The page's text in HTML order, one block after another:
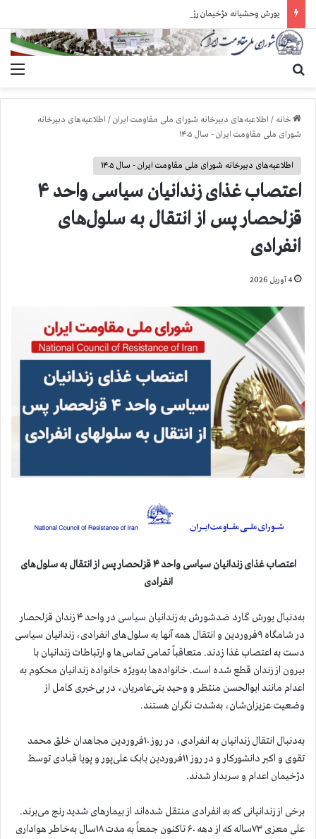
خانه / اطلاعیه‌های دبیرخانه شورای ملی مقاومت ایران/ اطلاعیه‌های دبیرخانه
شورای ملی مقاومت ایران - سال ۱۴۰۵
اطلاعیه‌های دبیرخانه شورای ملی مقاومت ایران - سال ۱۴۰۵
اعتصاب غذای زندانیان سیاسی واحد ۴
قزلحصار پس از انتقال به سلول‌های
انفرادی
4 آوریل 2026
اعتصاب غذای زندانیان سیاسی واحد ۴ قزلحصار پس از انتقال به سلول‌های
انفرادی
به‌دنبال یورش گارد ضدشورش به زندانیان سیاسی در واحد ۴ زندان قزلحصار
در شامگاه ۹فروردین و انتقال همه آنها به سلول‌های انفرادی، زندانیان سیاسی
دست به اعتصاب غذا زدند. متعاقباً تمامی تماس‌ها و ارتباطات زندانیان با
بیرون از زندان قطع شده است. خانواده‌ها به‌ویژه خانواده زندانیان محکوم به
اعدام مانند ابوالحسن منتظر و وحید بنی‌عامریان، در بی‌خبری کامل از
وضعیت عزیزان‌شان، به‌شدت نگران هستند.
به‌دنبال انتقال زندانیان به انفرادی، در روز ۱۰فروردین مجاهدان خلق محمد
تقوی و اکبر دانشورکار و در روز ۱۱فروردین بابک علی‌پور و پویا قبادی توسط
دژخیمان اعدام و سربدار شدند.
برخی از زندانیانی که به انفرادی منتقل شده‌اند از بیمارهای شدید رنج می‌برند.
علی معزی ۷۳ساله که از دهه ۶۰ تاکنون جمعاً به مدت ۱۸سال به‌خاطر هواداری